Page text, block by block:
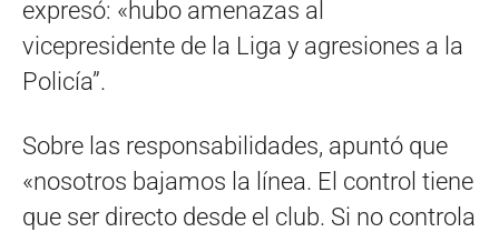
expresó: «hubo amenazas al
vicepresidente de la Liga y agresiones a la
Policía”.
Sobre las responsabilidades, apuntó que
«nosotros bajamos la línea. El control tiene
que ser directo desde el club. Si no controla